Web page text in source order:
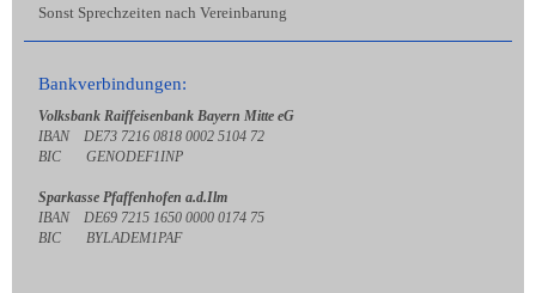
Sonst Sprechzeiten nach Vereinbarung
Bankverbindungen:
Volksbank Raiffeisenbank Bayern Mitte eG
IBAN DE73 7216 0818 0002 5104 72
BIC GENODEF1INP
Sparkasse Pfaffenhofen a.d.Ilm
IBAN DE69 7215 1650 0000 0174 75
BIC BYLADEM1PAF